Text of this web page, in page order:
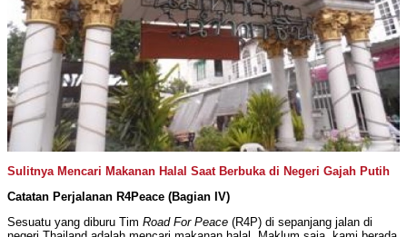
Sulitnya Mencari Makanan Halal Saat Berbuka di Negeri Gajah Putih
Catatan Perjalanan R4Peace (Bagian IV)
Sesuatu yang diburu Tim Road For Peace (R4P) di sepanjang jalan di